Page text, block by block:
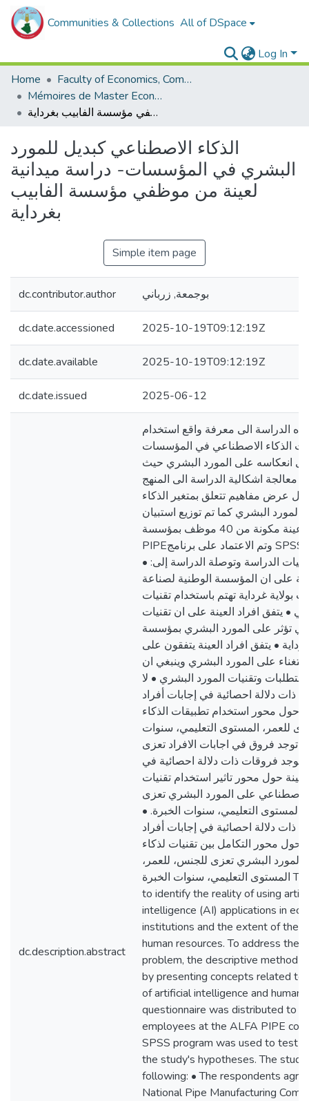
Communities & Collections All of DSpace
Log In
Home
Faculty of Economics, Commercial Sciences and Management Sciences
Mémoires de Master Economie
الذكاء الاصطناعي كبديل للمورد البشري في المؤسسات- دراسة ميدانية لعينة من موظفي مؤسسة الفابيب بغرداية
الذكاء الاصطناعي كبديل للمورد
البشري في المؤسسات- دراسة ميدانية
لعينة من موظفي مؤسسة الفابيب
بغرداية
Simple item page
dc.contributor.author بوجمعة, زرباني
dc.date.accessioned 2025-10-19T09:12:19Z
dc.date.available 2025-10-19T09:12:19Z
dc.date.issued 2025-06-12
dc.description.abstract
الدراسة الى معرفة واقع استخدام
الذكاء الاصطناعي في المؤسسات
انعكاسه على المورد البشري حيث
معالجة اشكالية الدراسة الى المنهج
عرض مفاهيم تتعلق بمتغير الذكاء
البشري كما تم توزيع استبيان
على عينة مكونة من 40 موظف بمؤسسة ALFA
PIPEوتم الاعتماد على برنامج SPSS في اختبار
الدراسة وتوصلة الدراسة إلى: •
على ان المؤسسة الوطنية لصناعة
بولاية غرداية تهتم باستخدام تقنيات
• يتفق افراد العينة على ان تقنيات
تؤثر على المورد البشري بمؤسسة
• يتفق افراد العينة يتفقون على
على المورد البشري وينبغي ان
وتقنيات المورد البشري • لا
ذات دلالة احصائية في إجابات أفراد
حول محور استخدام تطبيقات الذكاء
للعمر، المستوى التعليمي، سنوات
توجد فروق في اجابات الافراد تعزى
توجد فروقات ذات دلالة احصائية في
حول محور تاثير استخدام تقنيات
الاصطناعي على المورد البشري تعزى
المستوى التعليمي، سنوات الخبرة. •
ذات دلالة احصائية في إجابات أفراد
حول محور التكامل بين تقنيات لذكاء
البشري تعزى للجنس، للعمر،
المستوى التعليمي، سنوات الخبرة This study aims
to identify the reality of using
intelligence (AI) applications in
institutions and the extent of their
human resources. To address the
problem, the descriptive method
by presenting concepts related to
of artificial intelligence and human
questionnaire was distributed to
employees at the ALFA PIPE
SPSS program was used to test
the study's hypotheses. The
following: • The respondents
National Pipe Manufacturing